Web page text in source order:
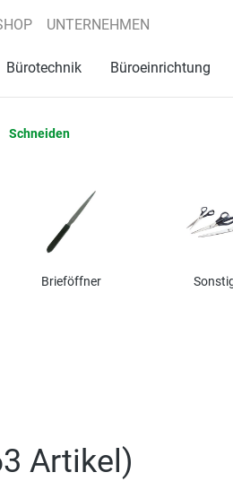
UNTERNEHMEN
Bürotechnik Büroeinrichtung
Schneiden
Brieföffner
Artikel )